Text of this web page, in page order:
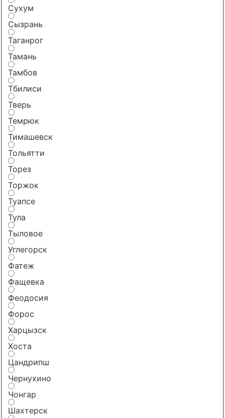
Сухум
Сызрань
Таганрог
Тамань
Тамбов
Тбилиси
Тверь
Темрюк
Тимашевск
Тольятти
Торез
Торжок
Туапсе
Тула
Тыловое
Углегорск
Фатеж
Фащевка
Феодосия
Форос
Харцызск
Хоста
Цандрипш
Чернухино
Чонгар
Шахтерск